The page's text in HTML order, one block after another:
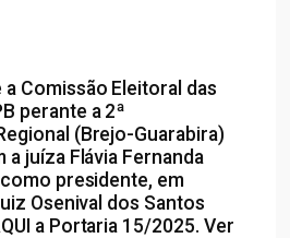
Comissão Eleitoral das
perante a 2ª
(Brejo-Guarabira)
juíza Flávia Fernanda
presidente, em
Osenival dos Santos
a Portaria 15/2025. Ver